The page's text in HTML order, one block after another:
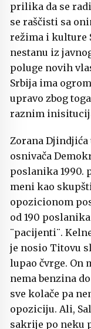
prilika da se
se raščisti sa
režima i kulture
nestanu iz
poluge novih
Srbija ima
upravo zbog
raznim
Zorana Djindjića
osnivača
poslanika 1990.
meni kao
opozicionom
od 190
¨pacijenti¨.
je nosio Titovu
lupao čvrge. On
nema benzina
sve kolače pa
opoziciju. Ali,
sakrije po neku